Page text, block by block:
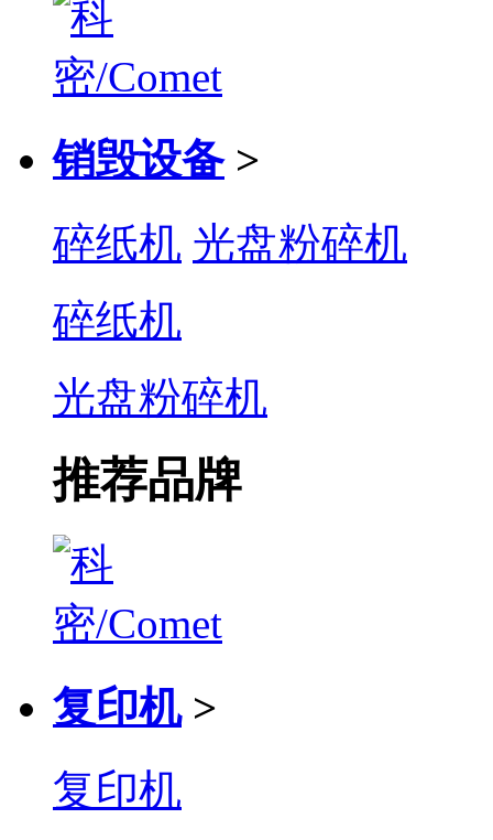
销毁设备 >
碎纸机 光盘粉碎机
碎纸机
光盘粉碎机
推荐品牌
复印机 >
复印机